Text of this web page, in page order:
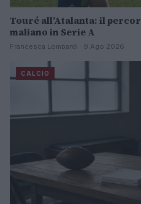
Touré all’Atalanta: il
maliano in Serie A
Francesca Lombardi · 9 Ago 2026
CALCIO